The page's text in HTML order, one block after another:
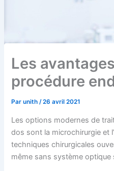
Les
procédure
Parunith/26 avril 2021
Les options modernes de
dos sont la microchirurgie et
techniques chirurgicales
même sans système